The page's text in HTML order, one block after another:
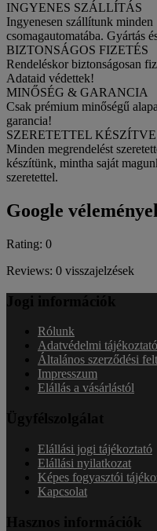
INGYENES SZÁLLÍTÁS
Ingyenesen szállítunk
csomagautomatába. Gyártás
BIZTONSÁGOS FIZETÉS
Rendeléskor biztonságosan
Adataid védettek!
MINŐSÉG & GARANCIA
Csak prémium minőségű
garancia!
SZERETETTEL KÉSZÍTVE
Minden megrendelést
készítünk, mintha saját
szeretettel.
Google
Rating: 0
Reviews: 0 visszajelzések
Jogi információk
Rólunk
Adatvédelmi tájékoztató
Általános szerződési
Impresszum
Elállás a vásárlástól
Ügyfélszolgálat
Elállási jogi tájékoztató
Elállási nyilatkozat
Képes fogyasztói
Kapcsolat
Hasznos információk